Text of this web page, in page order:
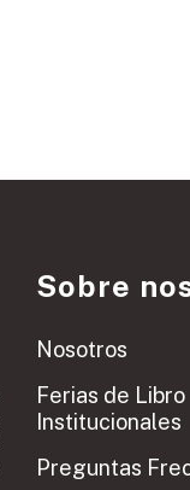
Sobre
Nosotros
Ferias de Libro
Institucionales
Preguntas